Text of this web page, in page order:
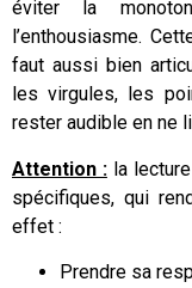
éviter la
l’enthousiasme.
faut aussi bien
les virgules, les
rester audible en ne
Attention :la lecture
spécifiques, qui
effet :
Prendre sa